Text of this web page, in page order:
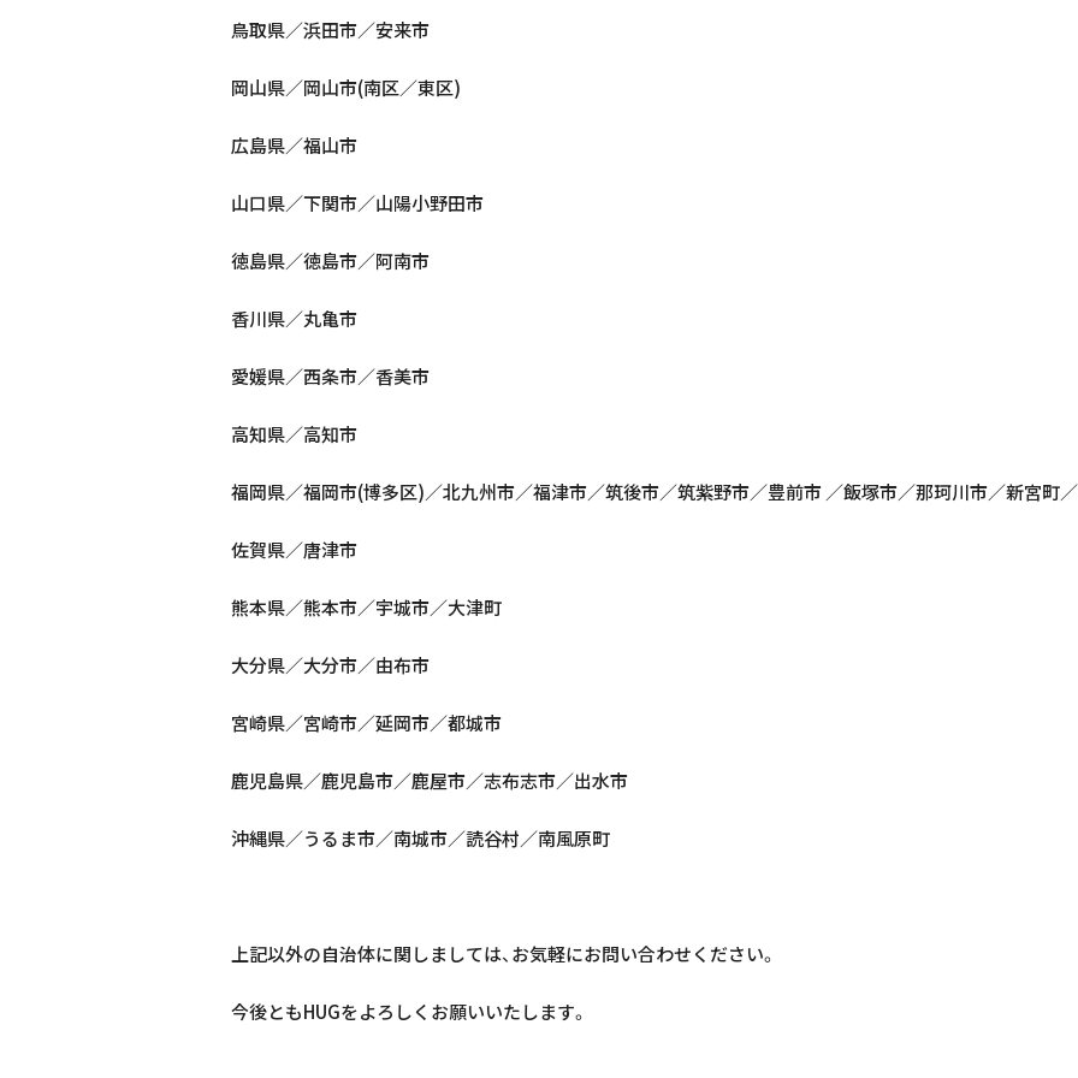
鳥取県／浜田市／安来市
岡山県／岡山市(南区／東区)
広島県／福山市
山口県／下関市／山陽小野田市
徳島県／徳島市／阿南市
香川県／丸亀市
愛媛県／西条市／香美市
高知県／高知市
福岡県／福岡市(博多区)／北九州市／福津市／筑後市／筑紫野市／豊前市 ／飯塚市／那珂川市／新宮町
佐賀県／唐津市
熊本県／熊本市／宇城市／大津町
大分県／大分市／由布市
宮崎県／宮崎市／延岡市／都城市
鹿児島県／鹿児島市／鹿屋市／志布志市／出水市
沖縄県／うるま市／南城市／読谷村／南風原町
上記以外の自治体に関しましては、お気軽にお問い合わせください。
今後ともHUGをよろしくお願いいたします。